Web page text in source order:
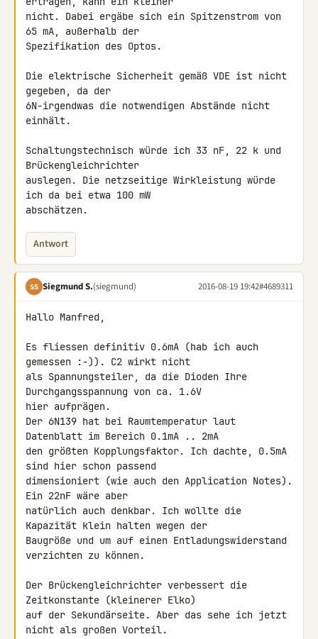
nicht. Dabei ergäbe sich ein Spitzenstrom von
65 mA, außerhalb der
Spezifikation des Optos.
Die elektrische Sicherheit gemäß VDE ist nicht
gegeben, da der
6N-irgendwas die notwendigen Abstände nicht
einhält.
Schaltungstechnisch würde ich 33 nF, 22 k und
Brückengleichrichter
auslegen. Die netzseitige Wirkleistung würde
ich da bei etwa 100 mW
abschätzen.
Antwort
SS Siegmund S.(siegmund) 2016-08-19 19:42#4689311
Hallo Manfred,
Es fliessen definitiv 0.6mA (hab ich auch
gemessen :-)). C2 wirkt nicht
als Spannungsteiler, da die Dioden Ihre
Durchgangsspannung von ca. 1.6V
hier aufprägen.
Der 6N139 hat bei Raumtemperatur laut
Datenblatt im Bereich 0.1mA .. 2mA
den größten Kopplungsfaktor. Ich dachte, 0.5mA
sind hier schon passend
dimensioniert (wie auch den Application Notes).
Ein 22nF wäre aber
natürlich auch denkbar. Ich wollte die
Kapazität klein halten wegen der
Baugröße und um auf einen Entladungswiderstand
verzichten zu können.
Der Brückengleichrichter verbessert die
Zeitkonstante (kleinerer Elko)
auf der Sekundärseite. Aber das sehe ich jetzt
nicht als großen Vorteil.